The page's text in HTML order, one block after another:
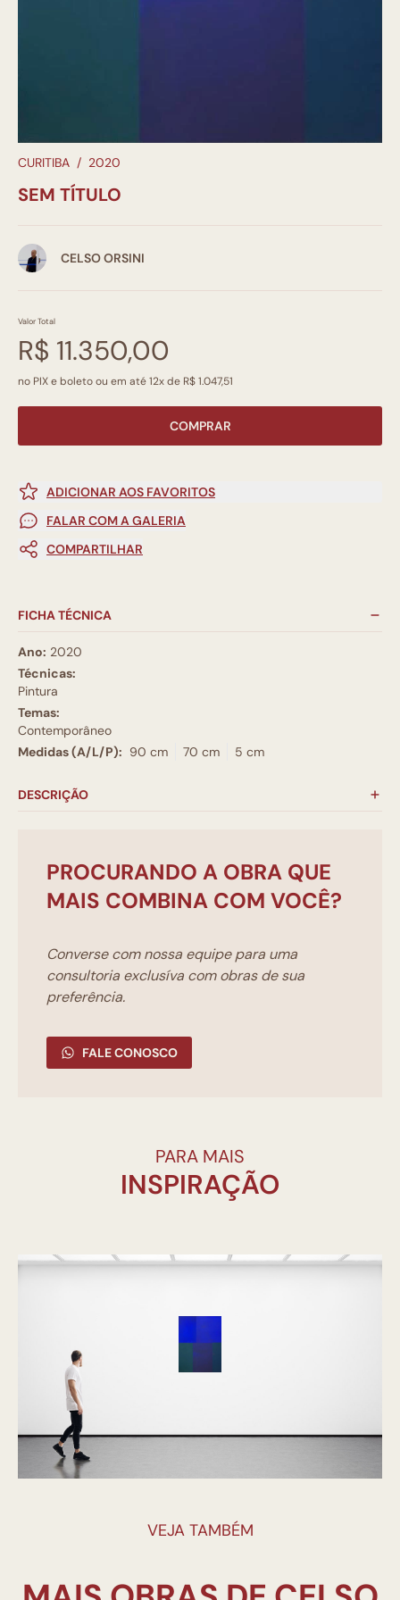
CURITIBA / 2020
SEM TÍTULO
CELSO ORSINI
Valor Total
R$ 11.350,00
no PIX e boleto ou em até 12x de R$ 1.047,51
COMPRAR
ADICIONAR AOS FAVORITOS
FALAR COM A GALERIA
COMPARTILHAR
FICHA TÉCNICA
Ano: 2020
Técnicas:
Pintura
Temas:
Contemporâneo
Medidas (A/L/P): 90 cm 70 cm 5 cm
DESCRIÇÃO
PROCURANDO A OBRA QUE
MAIS COMBINA COM VOCÊ?
Converse com nossa equipe para uma
consultoria exclusíva com obras de sua
preferência.
FALE CONOSCO
PARA MAIS
INSPIRAÇÃO
VEJA TAMBÉM